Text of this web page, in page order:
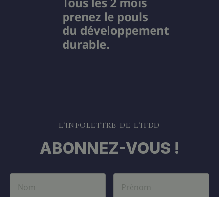
L’INFOLETTRE DE L’IFDD
ABONNEZ-VOUS !